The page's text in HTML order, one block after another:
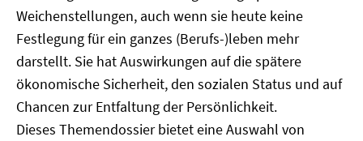
Weichenstellungen, auch wenn sie heute keine
Festlegung für ein ganzes (Berufs-)leben mehr
darstellt. Sie hat Auswirkungen auf die spätere
ökonomische Sicherheit, den sozialen Status und auf
Chancen zur Entfaltung der Persönlichkeit.
Dieses Themendossier bietet eine Auswahl von